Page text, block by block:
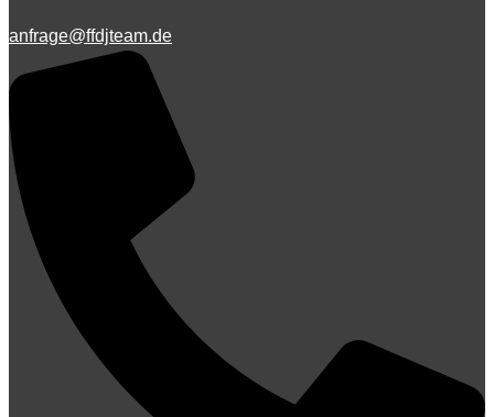
anfrage@ffdjteam.de